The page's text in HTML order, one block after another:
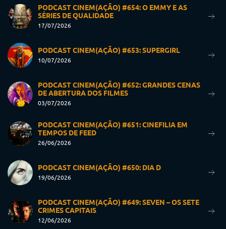
PODCAST CINEM(AÇÃO) #654: O EMMY E AS
SÉRIES DE QUALIDADE
17/07/2026
PODCAST CINEM(AÇÃO) #653: SUPERGIRL
10/07/2026
PODCAST CINEM(AÇÃO) #652: GRANDES CENAS
DE ABERTURA DOS FILMES
03/07/2026
PODCAST CINEM(AÇÃO) #651: CINEFILIA EM
TEMPOS DE FEED
26/06/2026
PODCAST CINEM(AÇÃO) #650: DIA D
19/06/2026
PODCAST CINEM(AÇÃO) #649: SEVEN – OS SETE
CRIMES CAPITAIS
12/06/2026